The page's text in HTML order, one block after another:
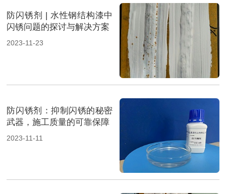
防闪锈剂 | 水性钢结构漆中
闪锈问题的探讨与解决方案
2023-11-23
防闪锈剂：抑制闪锈的秘密
武器，施工质量的可靠保障
2023-11-11